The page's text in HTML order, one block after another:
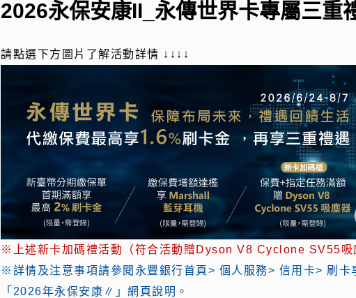
2026永保安康II_永傳世界卡專屬三重
請點選下方圖片了解活動詳情 ↓↓↓↓
※上述新卡加碼禮活動（符合活動贈Dyson V8 Cyclone SV55吸
※詳情及注意事項請參閱永豐銀行首頁> 個人服務> 信用卡> 刷卡
「2026年永保安康∥」網頁說明。